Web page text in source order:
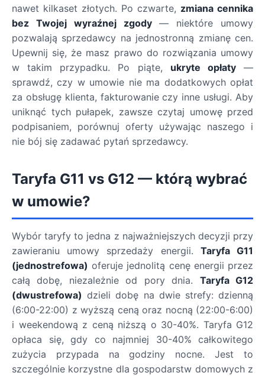
nawet kilkaset złotych. Po czwarte, zmiana cennika
bez Twojej wyraźnej zgody— niektóre umowy
pozwalają sprzedawcy na jednostronną zmianę cen.
Upewnij się, że masz prawo do rozwiązania umowy
w takim przypadku. Po piąte, ukryte opłaty—
sprawdź, czy w umowie nie ma dodatkowych opłat
za obsługę klienta, fakturowanie czy inne usługi. Aby
uniknąć tych pułapek, zawsze czytaj umowę przed
podpisaniem, porównuj oferty używając naszego i
nie bój się zadawać pytań sprzedawcy.
Taryfa G11 vs G12 — którą wybrać
w umowie?
Wybór taryfy to jedna z najważniejszych decyzji przy
zawieraniu umowy sprzedaży energii. Taryfa G11
(jednostrefowa) oferuje jednolitą cenę energii przez
całą dobę, niezależnie od pory dnia. Taryfa G12
(dwustrefowa) dzieli dobę na dwie strefy: dzienną
(6:00-22:00) z wyższą ceną oraz nocną (22:00-6:00)
i weekendową z ceną niższą o 30-40%. Taryfa G12
opłaca się, gdy co najmniej 30-40% całkowitego
zużycia przypada na godziny nocne. Jest to
szczególnie korzystne dla gospodarstw domowych z